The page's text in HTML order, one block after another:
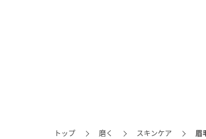
トップ 磨く スキンケア 眉